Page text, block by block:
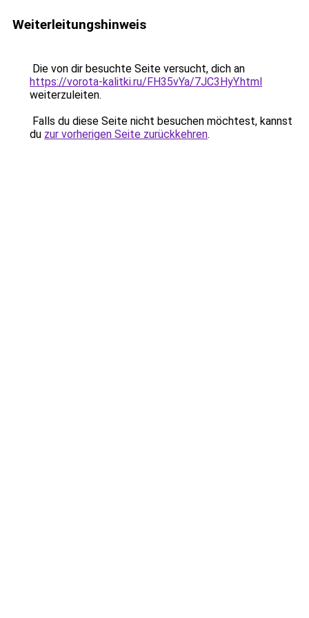
Weiterleitungshinweis
Die von dir besuchte Seite versucht, dich an
https://vorota-kalitki.ru/FH35vYa/7JC3HyY.html
weiterzuleiten.
Falls du diese Seite nicht besuchen möchtest, kannst
du zur vorherigen Seite zurückkehren.